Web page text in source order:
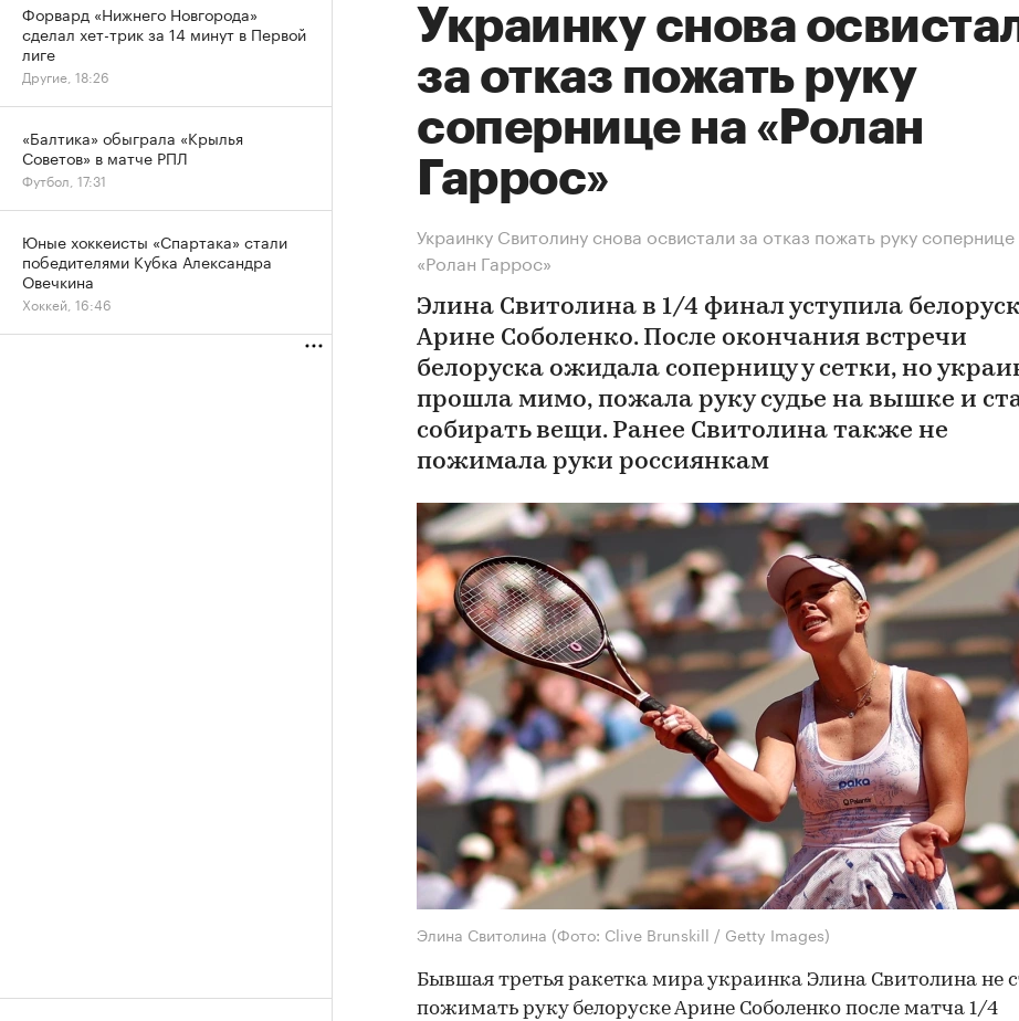
Украинку снова
за отказ пожать руку
сопернице на «Ролан
Гаррос»
Украинку Свитолину снова освистали за отказ пожать руку сопернице
«Ролан Гаррос»
Элина Свитолина в 1/4 финал уступила
Арине Соболенко. После окончания встречи
белоруска ожидала соперницу у сетки, но
прошла мимо, пожала руку судье на вышке и
собирать вещи. Ранее Свитолина также не
пожимала руки россиянкам
Элина Свитолина (Фото: Clive Brunskill / Getty Images)
Бывшая третья ракетка мира украинка Элина Свитолина не
пожимать руку белоруске Арине Соболенко после матча 1/4
Форвард «Нижнего Новгорода»
сделал хет-трик за 14 минут в Первой
лиге
Другие, 18:26
«Балтика» обыграла «Крылья
Советов» в матче РПЛ
Футбол, 17:31
Юные хоккеисты «Спартака» стали
победителями Кубка Александра
Овечкина
Хоккей, 16:46